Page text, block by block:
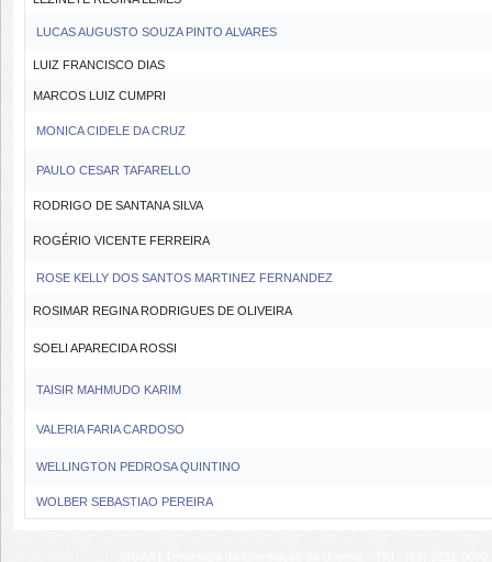
LUCAS AUGUSTO SOUZA PINTO ALVARES
LUIZ FRANCISCO DIAS
MARCOS LUIZ CUMPRI
MONICA CIDELE DA CRUZ
PAULO CESAR TAFARELLO
RODRIGO DE SANTANA SILVA
ROGÉRIO VICENTE FERREIRA
ROSE KELLY DOS SANTOS MARTINEZ FERNANDEZ
ROSIMAR REGINA RODRIGUES DE OLIVEIRA
SOELI APARECIDA ROSSI
TAISIR MAHMUDO KARIM
VALERIA FARIA CARDOSO
WELLINGTON PEDROSA QUINTINO
WOLBER SEBASTIAO PEREIRA